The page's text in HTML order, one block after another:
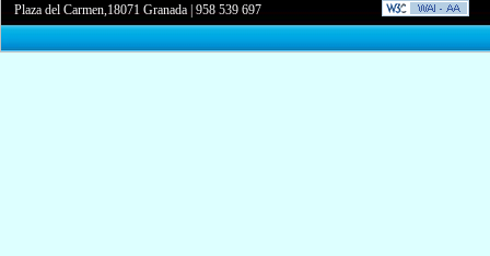
Plaza del Carmen,18071 Granada |958 539 697